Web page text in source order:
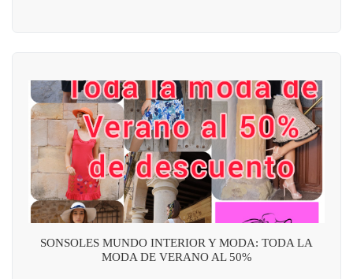
SONSOLES MUNDO INTERIOR Y MODA: TODA LA
MODA DE VERANO AL 50%